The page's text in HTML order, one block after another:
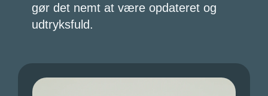
gør det nemt at være opdateret og
udtryksfuld.